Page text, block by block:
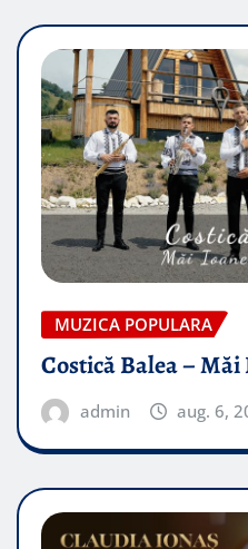
MUZICA POPULARA
Costică Balea –
admin aug. 6,